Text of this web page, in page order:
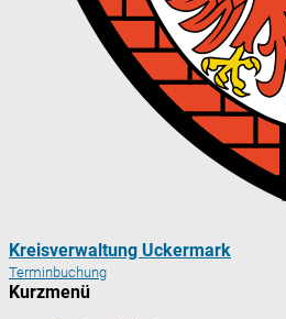
Kreisverwaltung Uckermark
Terminbuchung
Kurzmenü